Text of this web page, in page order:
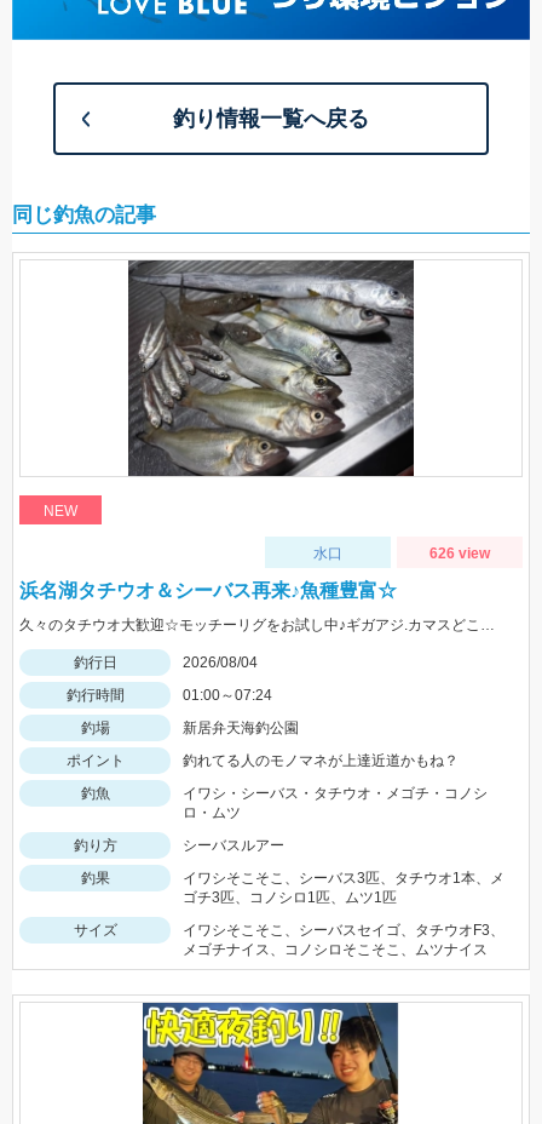
釣り情報一覧へ戻る
同じ釣魚の記事
NEW
水口 626 view
浜名湖タチウオ＆シーバス再来♪魚種豊富☆
久々のタチウオ大歓迎☆モッチーリグをお試し中♪ギガアジ.カマスどこじゃ？
釣行日
2026/08/04
釣行時間
01:00～07:24
釣場
新居弁天海釣公園
ポイント
釣れてる人のモノマネが上達近道かもね？
釣魚
イワシ・シーバス・タチウオ・メゴチ・コノシ
ロ・ムツ
釣り方
シーバスルアー
釣果
イワシそこそこ、シーバス3匹、タチウオ1本、メ
ゴチ3匹、コノシロ1匹、ムツ1匹
サイズ
イワシそこそこ、シーバスセイゴ、タチウオF3、
メゴチナイス、コノシロそこそこ、ムツナイス